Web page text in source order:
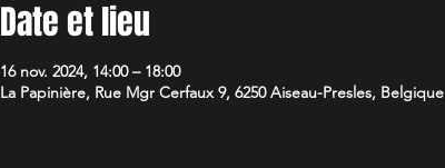
Date et lieu
16 nov. 2024, 14:00 – 18:00
La Papinière, Rue Mgr Cerfaux 9, 6250 Aiseau-Presles, Belgique